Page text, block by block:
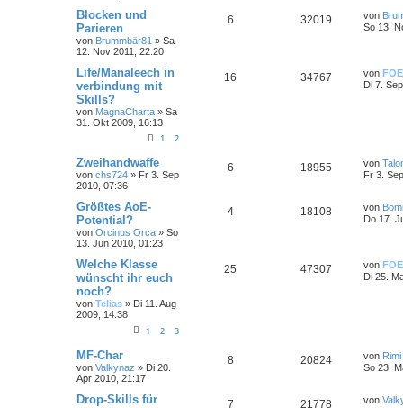
Blocken und
Parieren
von Brummbär81 » Sa
12. Nov 2011, 22:20
6 32019 von
So 13.
Life/Manaleech in
verbindung mit
Skills?
von MagnaCharta » Sa
31. Okt 2009, 16:13
1 2
16 34767 von FOE
Di 7.
Zweihandwaffe
von chs724 » Fr 3. Sep
2010, 07:36
6 18955 von
Fr 3.
Größtes AoE-
Potential?
von Orcinus Orca » So
13. Jun 2010, 01:23
4 18108 von
Do 17.
Welche Klasse
wünscht ihr euch
noch?
von Telias » Di 11. Aug
2009, 14:38
1 2 3
25 47307 von FOE
Di 25.
MF-Char
von Valkynaz » Di 20.
Apr 2010, 21:17
8 20824 von Rimi
So 23.
Drop-Skills für
7 21778 von